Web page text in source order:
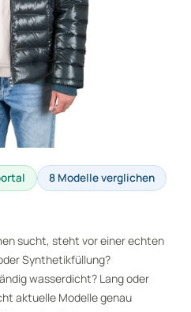
8 Modelle verglichen
sucht, steht vor einer echten
Synthetikfüllung?
wasserdicht? Lang oder
aktuelle Modelle genau